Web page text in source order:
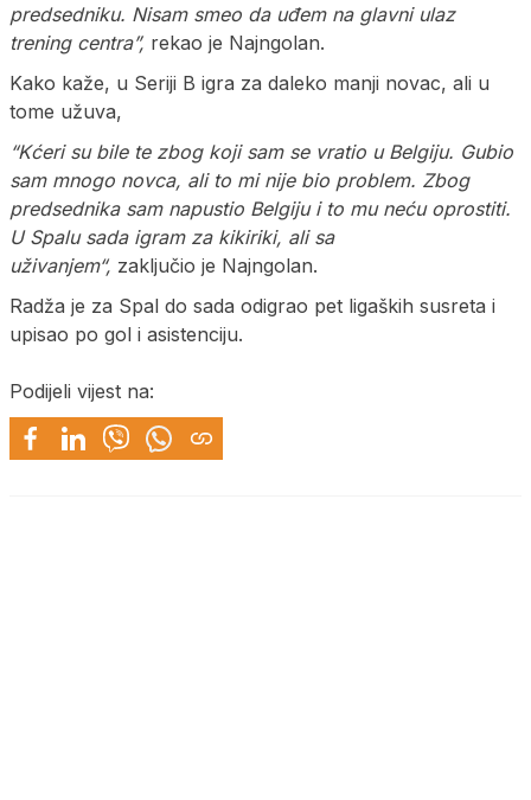
predsedniku. Nisam smeo da uđem na glavni ulaz
trening centra”, rekao je Najngolan.
Kako kaže, u Seriji B igra za daleko manji novac, ali u
tome užuva,
“Kćeri su bile te zbog koji sam se vratio u Belgiju. Gubio
sam mnogo novca, ali to mi nije bio problem. Zbog
predsednika sam napustio Belgiju i to mu neću oprostiti.
U Spalu sada igram za kikiriki, ali sa
uživanjem“, zaključio je Najngolan.
Radža je za Spal do sada odigrao pet ligaških susreta i
upisao po gol i asistenciju.
Podijeli vijest na: